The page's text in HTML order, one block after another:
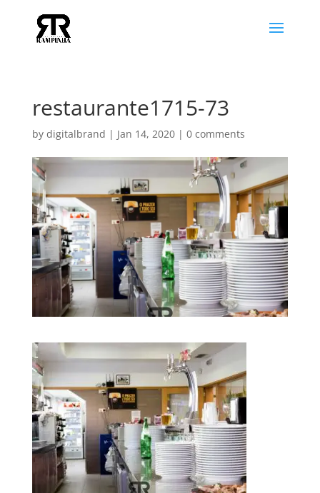
restaurante1715-73
by digitalbrand | Jan 14, 2020| 0 comments